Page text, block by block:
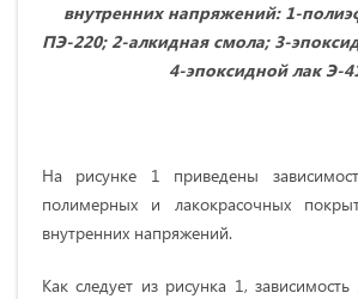
внутренних напряжений: 1-
ПЭ-220; 2-алкидная смола; 3-
4-эпоксидной лак Э-
На рисунке 1 приведены
полимерных и лакокрасочных
внутренних напряжений.
Как следует из рисунка 1, зависимость